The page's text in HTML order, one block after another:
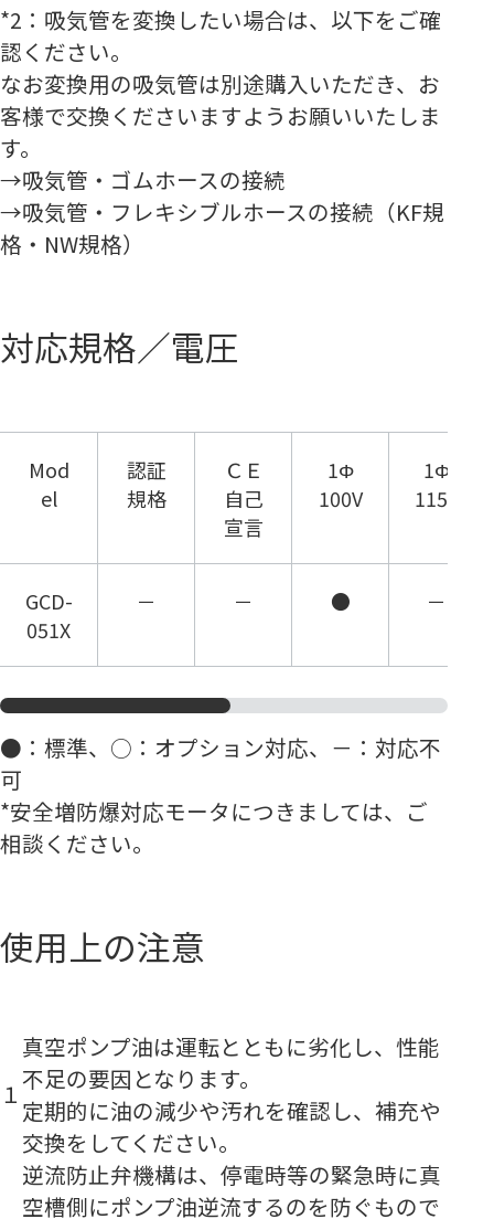
*2： 吸気管を変換したい場合は、以下をご確
認ください。
なお変換用の吸気管は別途購入いただき、お
客様で交換くださいますようお願いいたしま
す。
→吸気管・ゴムホースの接続
→吸気管・フレキシブルホースの接続（KF規
格・NW規格）
対応規格／電圧
Mod
el
認証
規格
ＣＥ
自己
宣言
1Φ
100V
1Φ
115V
GCD-
051X
－ － ● －
●：標準、○：オプション対応、－：対応不
可
*安全増防爆対応モータにつきましては、ご
相談ください。
使用上の注意
１
真空ポンプ油は運転とともに劣化し、性能
不足の要因となります。
定期的に油の減少や汚れを確認し、補充や
交換をしてください。
逆流防止弁機構は、停電時等の緊急時に真
空槽側にポンプ油逆流するのを防ぐもので